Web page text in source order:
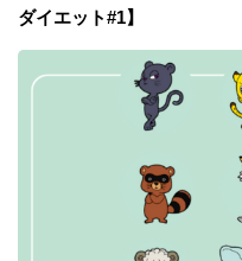
ダイエット#1】